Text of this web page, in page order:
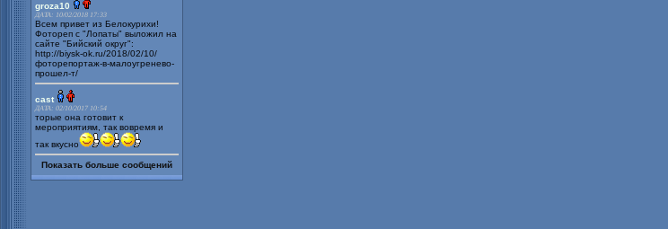
groza10
ДАТА: 10/02/2018 17:33
Всем привет из Белокурихи!
Фотореп с "Лопаты" выложил на
сайте "Бийский округ":
http://biysk-ok.ru/2018/02/10/
фоторепортаж-в-малоугренево-
прошел-т/
cast
ДАТА: 02/10/2017 10:54
торые она готовит к
мероприятиям, так вовремя и
так вкусно
Показать больше сообщений